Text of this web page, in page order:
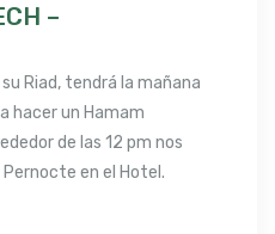
–
Riad, tendrá la mañana
hacer un Hamam
de las 12 pm nos
en el Hotel.